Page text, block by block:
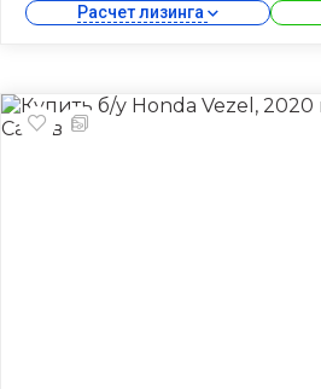
Расчет лизинга